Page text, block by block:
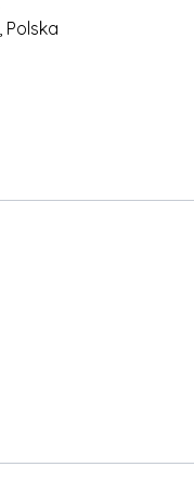
Polska